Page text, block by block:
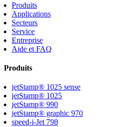
Produits
Applications
Secteurs
Service
Entreprise
Aide et FAQ
Produits
jetStamp® 1025 sense
jetStamp® 1025
jetStamp® 990
jetStamp® graphic 970
speed-i-Jet 798